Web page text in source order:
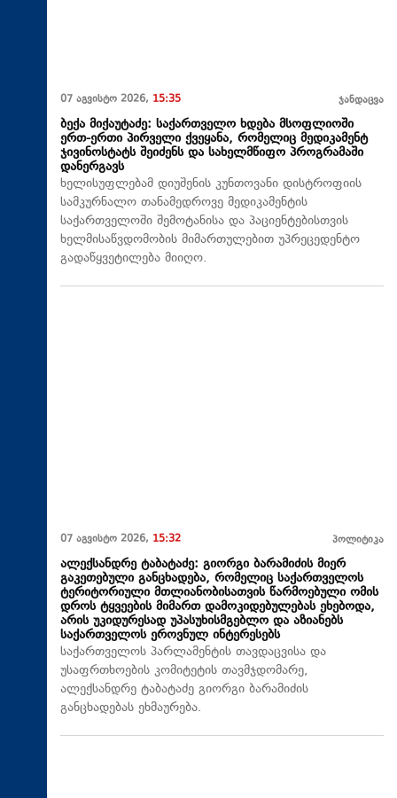
07 აგვისტო 2026, 15:35 ჯანდაცვა
ბექა მიქაუტაძე: საქართველო ხდება მსოფლიოში
ერთ-ერთი პირველი ქვეყანა, რომელიც მედიკამენტ
ჯივინოსტატს შეიძენს და სახელმწიფო პროგრამაში
დანერგავს
ხელისუფლებამ დიუშენის კუნთოვანი დისტროფიის
სამკურნალო თანამედროვე მედიკამენტის
საქართველოში შემოტანისა და პაციენტებისთვის
ხელმისაწვდომობის მიმართულებით უპრეცედენტო
გადაწყვეტილება მიიღო.
07 აგვისტო 2026, 15:32 პოლიტიკა
ალექსანდრე ტაბატაძე: გიორგი ბარამიძის მიერ
გაკეთებული განცხადება, რომელიც საქართველოს
ტერიტორიული მთლიანობისათვის წარმოებული ომის
დროს ტყვეების მიმართ დამოკიდებულებას ეხებოდა,
არის უკიდურესად უპასუხისმგებლო და აზიანებს
საქართველოს ეროვნულ ინტერესებს
საქართველოს პარლამენტის თავდაცვისა და
უსაფრთხოების კომიტეტის თავმჯდომარე,
ალექსანდრე ტაბატაძე გიორგი ბარამიძის
განცხადებას ეხმაურება.